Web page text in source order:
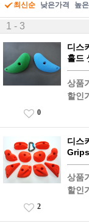
최신순 낮은가격 높
1 - 3
디스
홀드
상품
할인
0
디스
상품
할인
2